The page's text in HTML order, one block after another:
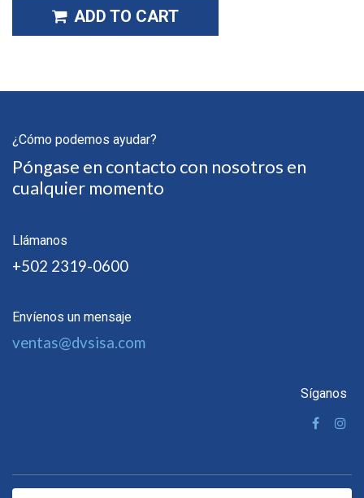
ADD TO CART
¿Cómo podemos ayudar?
Póngase en contacto con nosotros en
cualquier momento
Llámanos
+502 2319-0600
Envíenos un mensaje
ventas@dvsisa.com
Síganos